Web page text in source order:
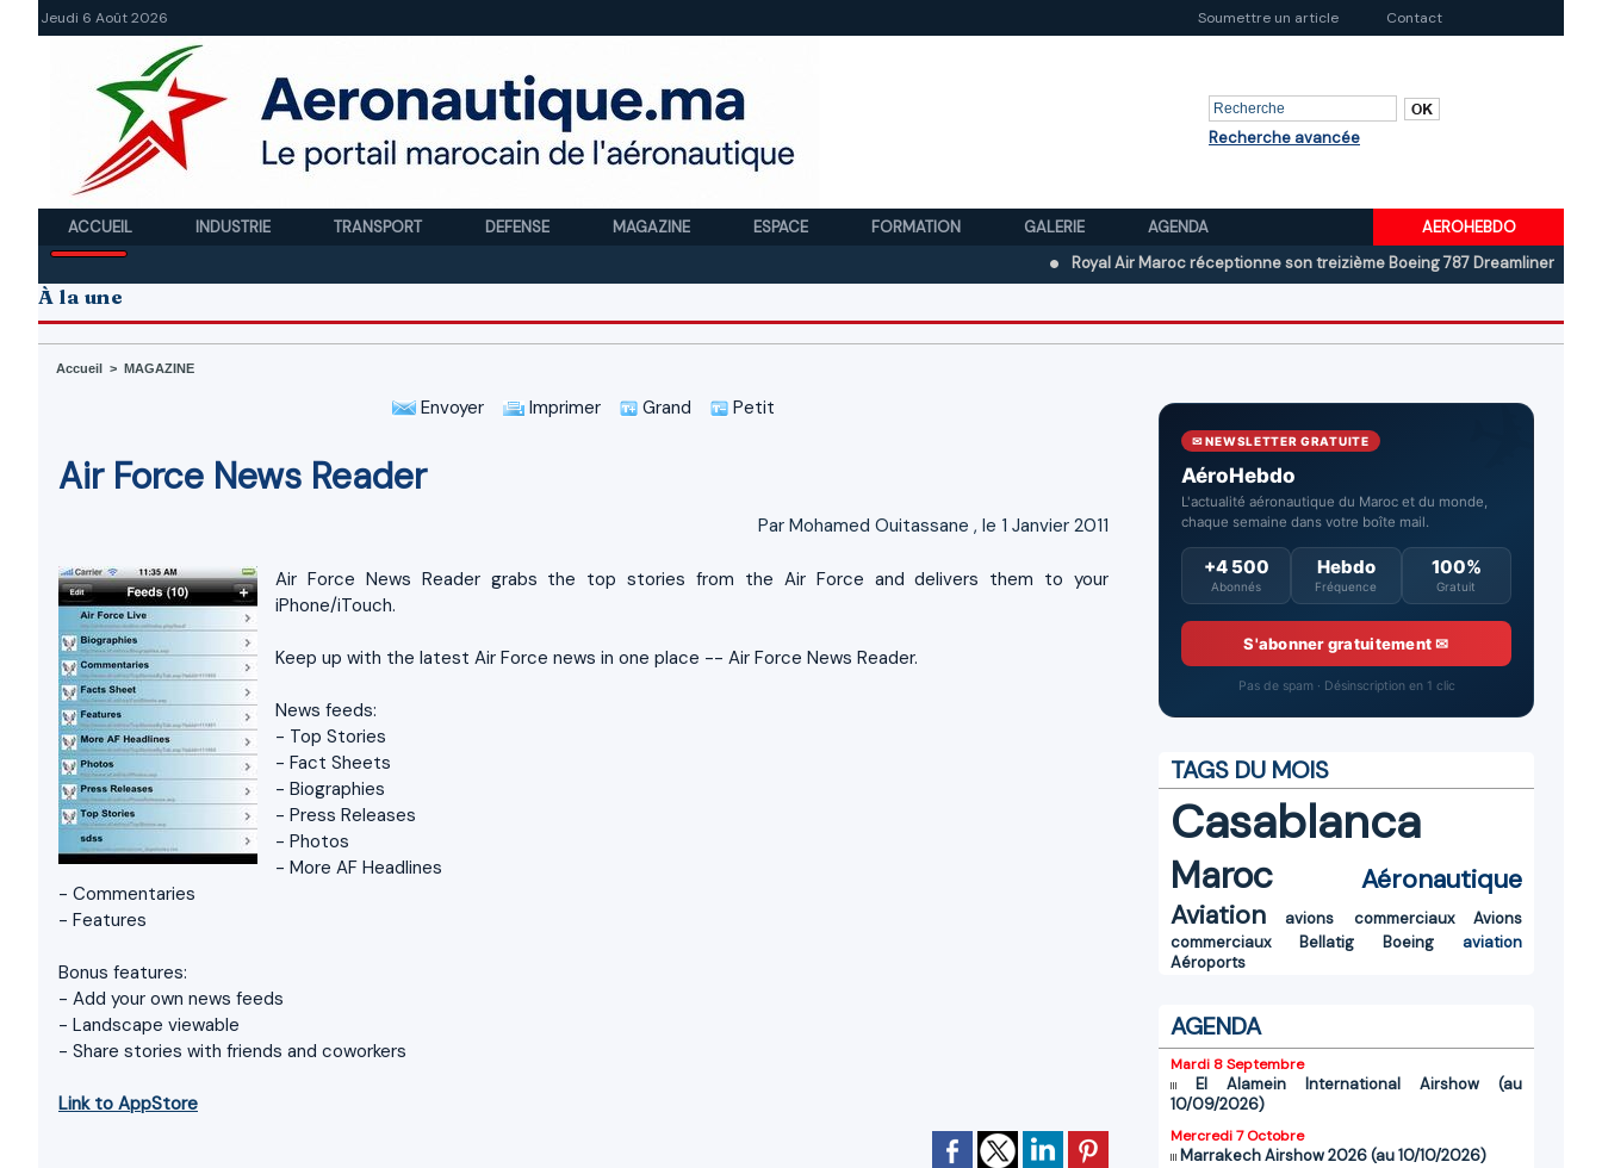
Jeudi 6 Août 2026 Soumettre un article Contact
Recherche avancée
ACCUEIL INDUSTRIE TRANSPORT DEFENSE MAGAZINE ESPACE FORMATION GALERIE AGENDA
AEROHEBDO
Royal Air Maroc réceptionne son treizième Boeing 787 Dreamliner
Boeing au
À la une
Accueil > MAGAZINE
Envoyer Imprimer Grand Petit
Air Force News Reader
Par Mohamed Ouitassane , le 1 Janvier 2011
Air Force News Reader grabs the top stories from the Air Force and delivers them to your
iPhone/iTouch.
Keep up with the latest Air Force news in one place -- Air Force News Reader.
News feeds:
- Top Stories
- Fact Sheets
- Biographies
- Press Releases
- Photos
- More AF Headlines
- Commentaries
- Features
Bonus features:
- Add your own news feeds
- Landscape viewable
- Share stories with friends and coworkers
Link to AppStore
✉ NEWSLETTER GRATUITE
AéroHebdo
L'actualité aéronautique du Maroc et du monde,
chaque semaine dans votre boîte mail.
+4 500
Abonnés
Hebdo
Fréquence
100%
Gratuit
S'abonner gratuitement ✉
Pas de spam · Désinscription en 1 clic
TAGS DU MOIS
Casablanca
Maroc
Aéronautique
Aviation
avions commerciaux
Avions
commerciaux
Bellatig Boeing
aviation
Aéroports
AGENDA
Mardi 8 Septembre
El Alamein International Airshow (au
10/09/2026)
Mercredi 7 Octobre
Marrakech Airshow 2026 (au 10/10/2026)